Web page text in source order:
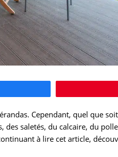
Cependant, quel que
saletés, du calcaire, du
à lire cet article,